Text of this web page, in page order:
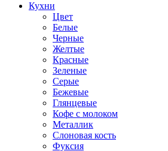
Кухни
Цвет
Белые
Черные
Желтые
Красные
Зеленые
Серые
Бежевые
Глянцевые
Кофе с молоком
Металлик
Слоновая кость
Фуксия